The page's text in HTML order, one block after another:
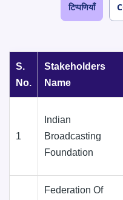
टिप्पणियाँ
S.
No.
Stakeholders
Name
1
Indian
Broadcasting
Foundation
Federation Of